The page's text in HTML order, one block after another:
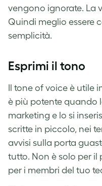
vengono ignorate. La
Quindi meglio essere
semplicità.
Esprimi il tono
Il tone of voice è utile
è più potente quando
marketing e lo si
scritte in piccolo, nei
avvisi sulla porta
tutto. Non è solo per
per i membri del tuo